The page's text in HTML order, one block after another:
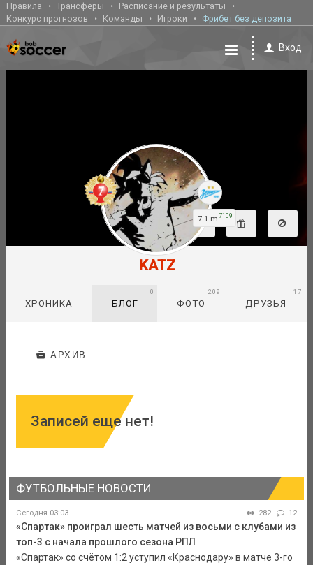
Правила Трансферы
Расписание и результаты
Конкурс прогнозов
Команды Игроки Фрибет без депозита
Вход
7.1 m 7109
KATZ
ХРОНИКА БЛОГ
0
ФОТО
209
ДРУЗЬЯ
17
АРХИВ
Записей еще нет!
ФУТБОЛЬНЫЕ НОВОСТИ
Сегодня 03:03 282 12
«Спартак» проиграл шесть матчей из восьми с клубами из
топ-3 с начала прошлого сезона РПЛ
«Спартак» со счётом 1:2 уступил «Краснодару» в матче 3-го